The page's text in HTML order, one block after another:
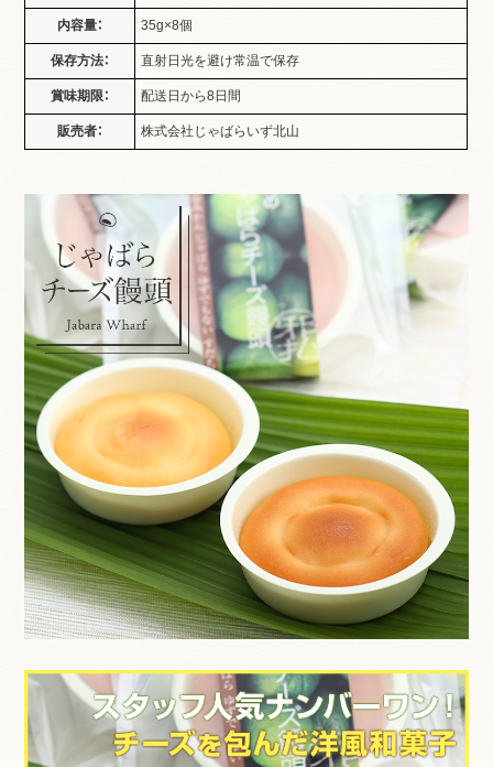
内容量： 35g×8個
保存方法： 直射日光を避け常温で保存
賞味期限： 配送日から8日間
販売者： 株式会社じゃばらいず北山